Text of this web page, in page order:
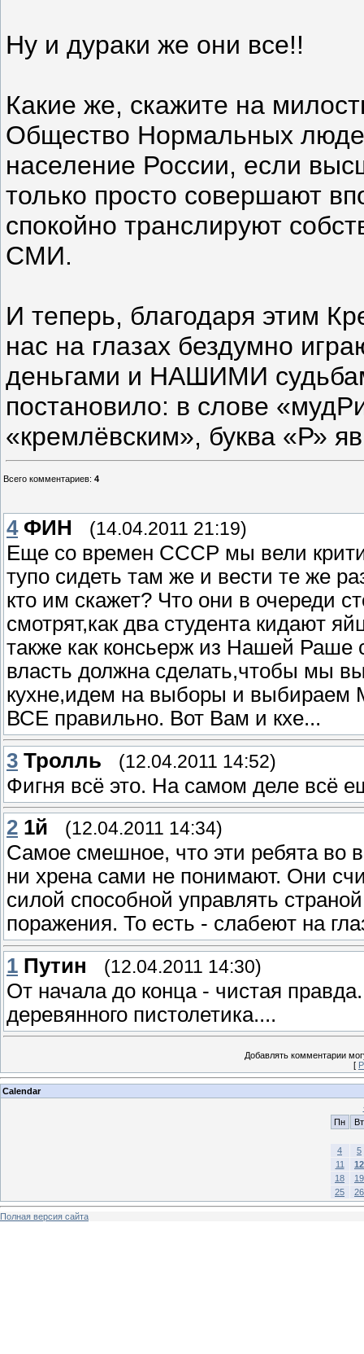
Ну и дураки же они все!!
Какие же, скажите на
Общество Нормальных
население России, если
только просто совершают
спокойно транслируют
СМИ.
И теперь, благодаря этим
нас на глазах бездумно
деньгами и НАШИМИ
постановило: в слове
«кремлёвским», буква «Р»
Всего комментариев: 4
4 ФИН (14.04.2011 21:19)
Еще со времен СССР мы вели
тупо сидеть там же и вести те же
кто им скажет? Что они в очереди
смотрят,как два студента кидают
также как консьерж из Нашей Раше
власть должна сделать,чтобы мы
кухне,идем на выборы и выбираем
ВСЕ правильно. Вот Вам и кхе...
3 Тролль (12.04.2011 14:52)
Фигня всё это. На самом деле всё
2 1й (12.04.2011 14:34)
Самое смешное, что эти ребята во
ни хрена сами не понимают. Они
силой способной управлять
поражения. То есть - слабеют на
1 Путин (12.04.2011 14:30)
От начала до конца - чистая
деревянного пистолетика....
Добавлять комментарии
[
Calendar
Пн
Вт
4
5
11
12
18
19
25
26
Полная версия сайта